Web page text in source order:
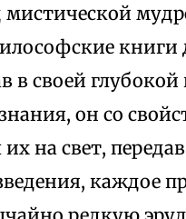
книги
в своей
он со
на свет,
каждое